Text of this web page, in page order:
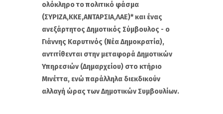
ολόκληρο το πολιτικό φάσμα
(ΣΥΡΙΖΑ,ΚΚΕ,ΑΝΤΑΡΣΙΑ,ΛΑΕ)* και ένας
ανεξάρτητος Δημοτικός Σύμβουλος - ο
Γιάννης Καρυτινός (Νέα Δημοκρατία),
αντιτίθενται στην μεταφορά Δημοτικών
Υπηρεσιών (Δημαρχείου) στο κτήριο
Μινέττα, ενώ παράλληλα διεκδικούν
αλλαγή ώρας των Δημοτικών Συμβουλίων.